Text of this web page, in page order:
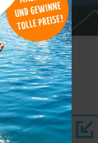
mit Pool
Nähe
km
0,0